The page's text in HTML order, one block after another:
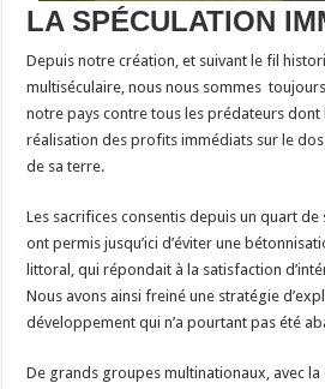
LA SPÉCULATION
Depuis notre création, et suivant le fil
multiséculaire, nous nous sommes
notre pays contre tous les prédateurs dont
réalisation des profits immédiats sur le
de sa terre.
Les sacrifices consentis depuis un quart
ont permis jusqu’ici d’éviter une
littoral, qui répondait à la satisfaction
Nous avons ainsi freiné une stratégie
développement qui n’a pourtant pas été
De grands groupes multinationaux, avec